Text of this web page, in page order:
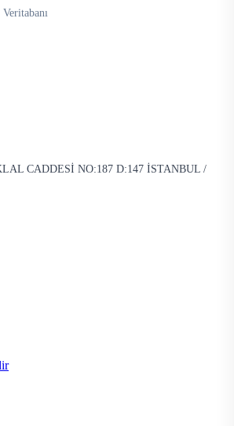
CADDESİ NO:187 D:147 İSTANBUL /